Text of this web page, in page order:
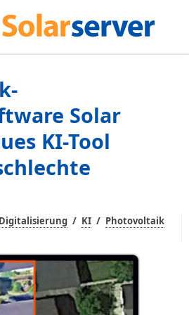
Solar
KI-Tool
Digitalisierung / KI / Photovoltaik